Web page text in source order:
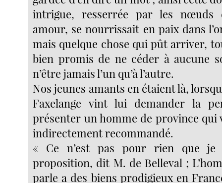
intrigue, resserrée par les nœuds
amour, se nourrissait en paix dans
mais quelque chose qui pût arriver,
bien promis de ne céder à aucune
n’être jamais l’un qu’à l’autre.
Nos jeunes amants en étaient là,
Faxelange vint lui demander la
présenter un homme de province qui
indirectement recommandé.
« Ce n’est pas pour rien que je
proposition, dit M. de Belleval ;
parle a des biens prodigieux en